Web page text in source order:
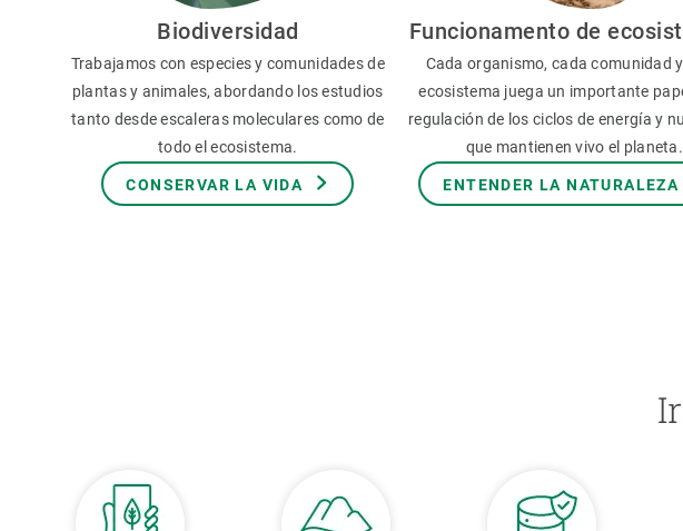
Biodiversidad
Trabajamos con especies y comunidades de
plantas y animales, abordando los estudios
tanto desde escaleras moleculares como de
todo el ecosistema.
CONSERVAR LA VIDA
Funcionamento de
Cada organismo, cada comunidad
ecosistema juega un importante
regulación de los ciclos de energía y
que mantienen vivo el planeta.
ENTENDER LA NATURALEZA
Observación de la Tierra